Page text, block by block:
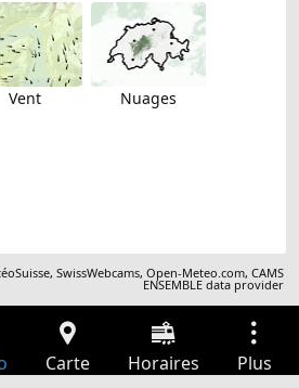
Vent Nuages
,SwissWebcams,Open-Meteo.com,CAMS
ENSEMBLE data provider
Carte Horaires Plus